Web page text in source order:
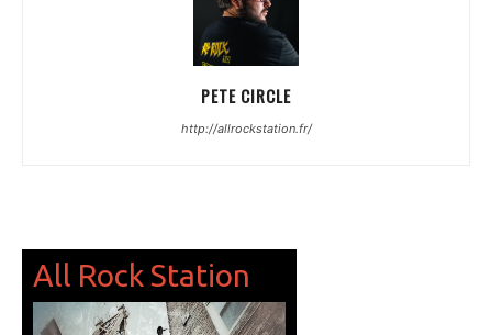
PETE CIRCLE
http://allrockstation.fr/